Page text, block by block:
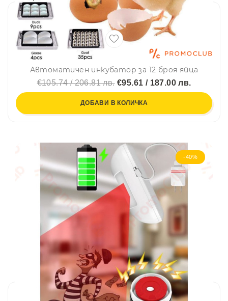
Автоматичен инкубатор за 12 броя яйца
€105.74 / 206.81 лв.€95.61 / 187.00 лв.
ДОБАВИ В КОЛИЧКА
-40%